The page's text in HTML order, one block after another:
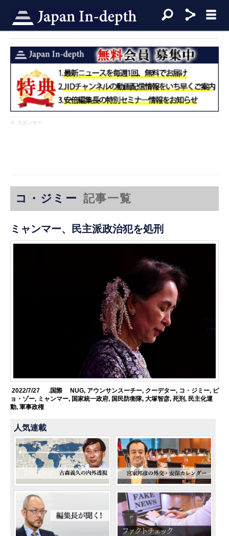
※ スポンサー
コ・ジミー 記事一覧
ミャンマー、民主派政治犯を処刑
2022/7/27 .国際 NUG, アウンサンスーチー, クーデター, コ・ジミー, ピ
ョ・ゾー, ミャンマー, 国家統一政府, 国民防衛隊,大塚智彦,死刑, 民主化運
動,軍事政権
人気連載